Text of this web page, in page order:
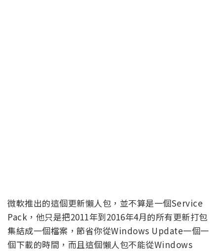
微軟推出的這個更新懶人包，並不算是一個Service
Pack，他只是把2011年到2016年4月的所有更新打包
集結成一個檔案，節省你從Windows Update一個一
個下載的時間，而且這個懶人包不能從Windows